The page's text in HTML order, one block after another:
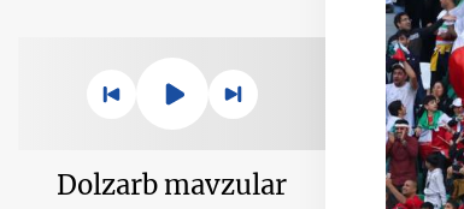
Dolzarb mavzular